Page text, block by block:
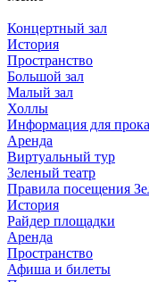
Концертный зал
История
Пространство
Большой зал
Малый зал
Холлы
Информация для
Аренда
Виртуальный тур
Зеленый театр
Правила посещения
История
Райдер площадки
Аренда
Пространство
Афиша и билеты